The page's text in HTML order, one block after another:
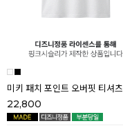
미키 패치 포인트 오버핏 티셔츠
22,800